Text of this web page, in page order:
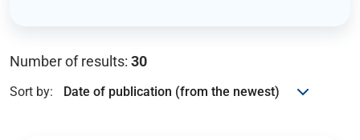
Number of results: 30
Sort by: